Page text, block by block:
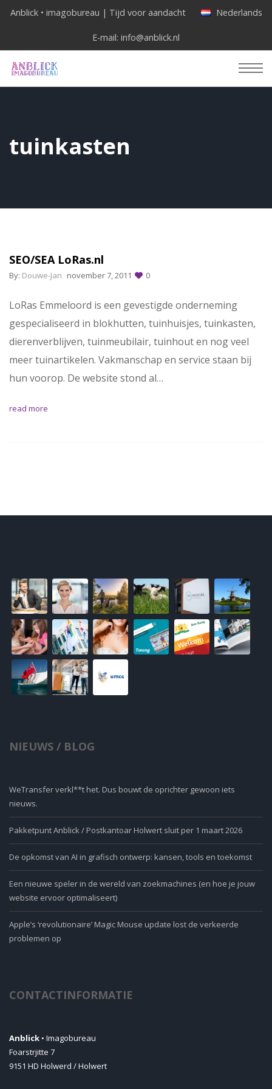
Anblick • imagobureau | Tijd voor aandacht Nederlands
E-mail: info@anblick.nl
tuinkasten
SEO/SEA LoRas.nl
By: Douwe-Jan november 7, 2011 0
LoRas Emmeloord is een gevestigde onderneming
gespecialiseerd in blokhutten, tuinhuisjes, tuinkasten,
dierenverblijven, tuinmeubilair, tuinhout en nog veel
meer tuinartikelen. Vakmanschap en service staan bij
hun voorop. De website stond al…
read more
NIEUWS / BLOG
WeTransfer verkl**t het. Dus bouwt de oprichter gewoon iets
nieuws.
Pakketpunt Anblick / Postkantoar Holwert sluit per 1 maart 2026
De opkomst van AI in grafisch ontwerp: kansen, tools en toekomst
Een nieuwe speler in de wereld van zoekmachines (en hoe je jouw
website ervoor optimaliseert)
Apple’s ‘revolutionaire’ Magic Mouse update lost de verkeerde
problemen op
CONTACTINFORMATIE
Anblick • Imagobureau
Foarstrjitte 7
9151 HD Holwerd / Holwert